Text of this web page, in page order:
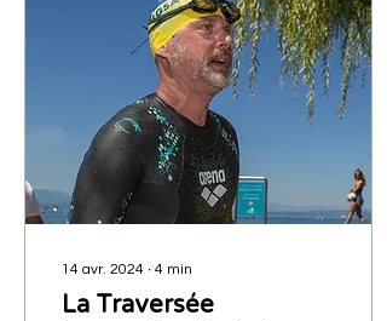
14 avr. 2024 ∙ 4 min
La Traversée